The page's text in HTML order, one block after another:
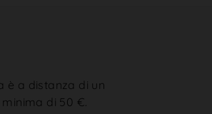
è a distanza di un
di 50 €.